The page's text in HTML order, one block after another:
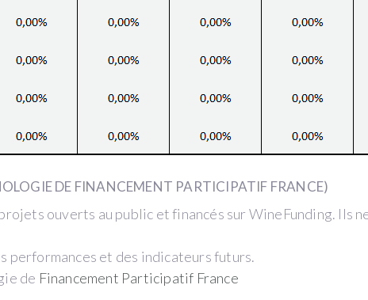
DE FINANCEMENT PARTICIPATIF FRANCE)
ouverts au public et financés sur WineFunding. Ils
performances et des indicateurs futurs.
de Financement Participatif France